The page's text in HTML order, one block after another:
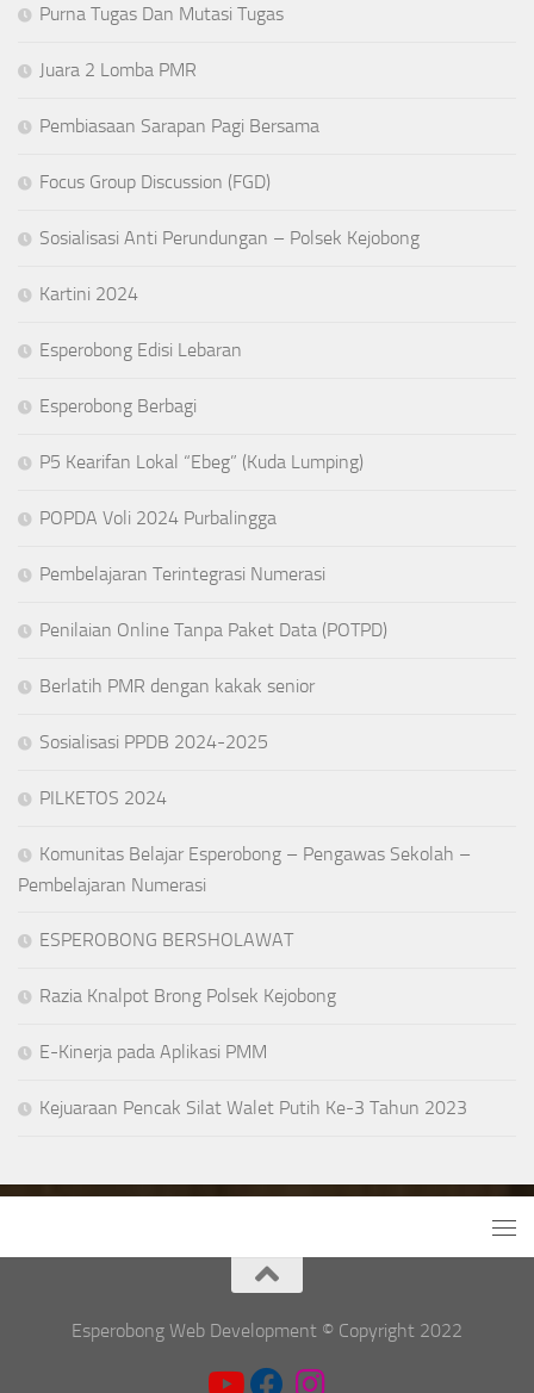
Purna Tugas Dan Mutasi Tugas
Juara 2 Lomba PMR
Pembiasaan Sarapan Pagi Bersama
Focus Group Discussion (FGD)
Sosialisasi Anti Perundungan – Polsek Kejobong
Kartini 2024
Esperobong Edisi Lebaran
Esperobong Berbagi
P5 Kearifan Lokal “Ebeg” (Kuda Lumping)
POPDA Voli 2024 Purbalingga
Pembelajaran Terintegrasi Numerasi
Penilaian Online Tanpa Paket Data (POTPD)
Berlatih PMR dengan kakak senior
Sosialisasi PPDB 2024-2025
PILKETOS 2024
Komunitas Belajar Esperobong – Pengawas Sekolah –
Pembelajaran Numerasi
ESPEROBONG BERSHOLAWAT
Razia Knalpot Brong Polsek Kejobong
E-Kinerja pada Aplikasi PMM
Kejuaraan Pencak Silat Walet Putih Ke-3 Tahun 2023
Esperobong Web Development © Copyright 2022